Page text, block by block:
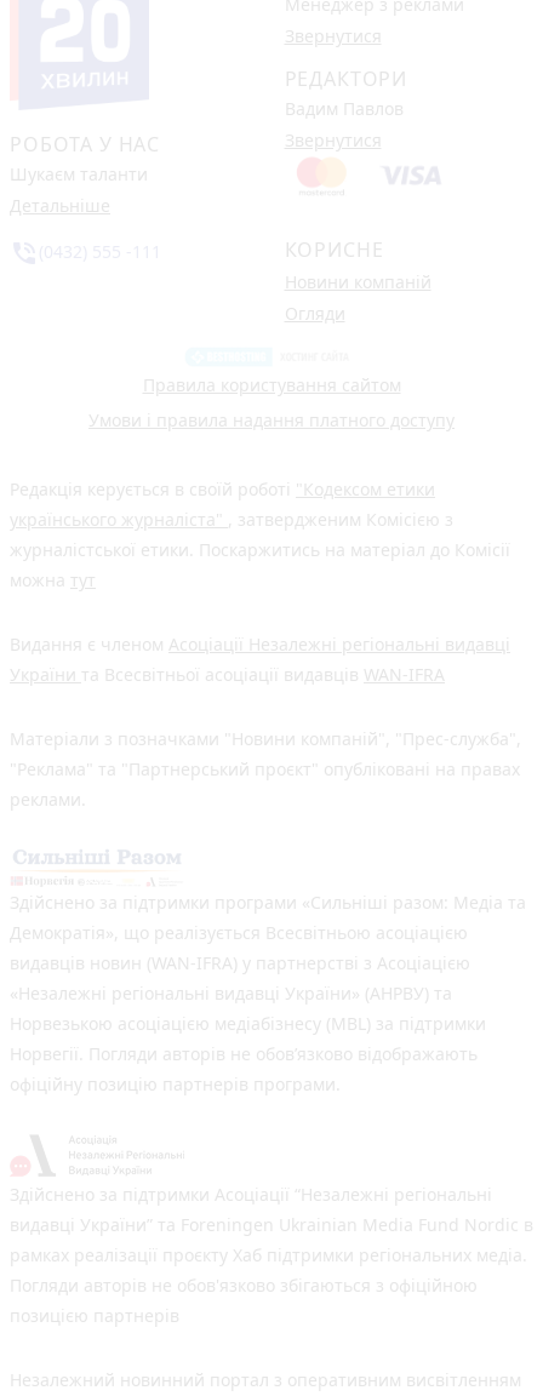
РОБОТА У НАС
Шукаєм таланти
Детальніше
Звернутися
РЕДАКТОРИ
Вадим Павлов
Звернутися
КОРИСНЕ
Новини компаній
Огляди
Правила користування сайтом
Умови і правила надання платного доступу
Редакція керується в своїй роботі "Кодексом етики
українського журналіста"
, затвердженим Комісією з
журналістської етики. Поскаржитись на матеріал до Комісії
можна тут
Видання є членом Асоціації Незалежні регіональні видавці
України та Всесвітньої асоціації видавців WAN-IFRA
Матеріали з позначками "Новини компаній", "Прес-служба",
"Реклама" та "Партнерський проєкт" опубліковані на правах
реклами.
Здійснено за підтримки програми «Сильніші разом: Медіа та
Демократія», що реалізується Всесвітньою асоціацією
видавців новин (WAN-IFRA) у партнерстві з Асоціацією
«Незалежні регіональні видавці України» (АНРВУ) та
Норвезькою асоціацією медіабізнесу (MBL) за підтримки
Норвегії. Погляди авторів не обов’язково відображають
офіційну позицію партнерів програми.
Здійснено за підтримки Асоціації “Незалежні регіональні
видавці України” та Foreningen Ukrainian Media Fund Nordic в
рамках реалізації проєкту Хаб підтримки регіональних медіа.
Погляди авторів не обов'язково збігаються з офіційною
позицією партнерів
Незалежний новинний портал з оперативним висвітленням